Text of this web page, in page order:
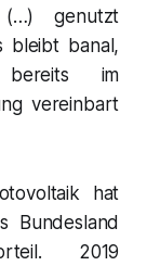
(…) genutzt
bleibt banal,
im
vereinbart
hat
Bundesland
2019